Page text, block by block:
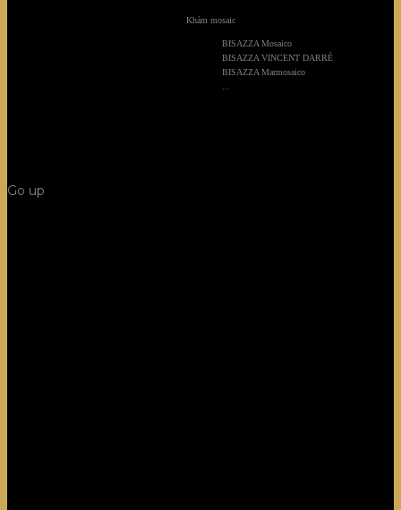
Khảm mosaic
BISAZZA Mosaico
BISAZZA VINCENT DARRÉ
BISAZZA Marmosaico
Go up